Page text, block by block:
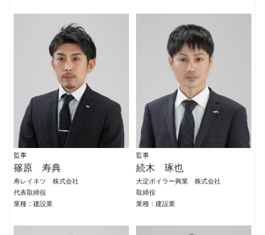
監事
篠原 寿典
寿レイネツ 株式会社
代表取締役
業種：建設業
監事
続木 琢也
大淀ボイラー興業 株式会社
取締役
業種：建設業